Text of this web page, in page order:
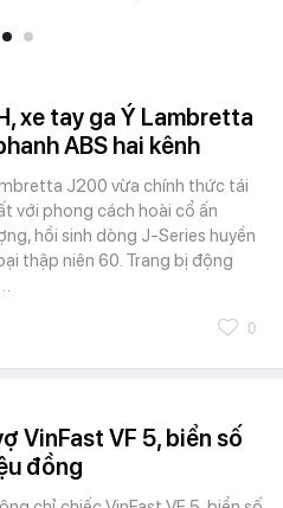
xe tay ga Ý Lambretta
ABS hai kênh
J200 vừa chính thức tái
với phong cách hoài cổ ấn
hồi sinh dòng J-Series huyền
thập niên 60. Trang bị động
0
VinFast VF 5, biển số
đồng